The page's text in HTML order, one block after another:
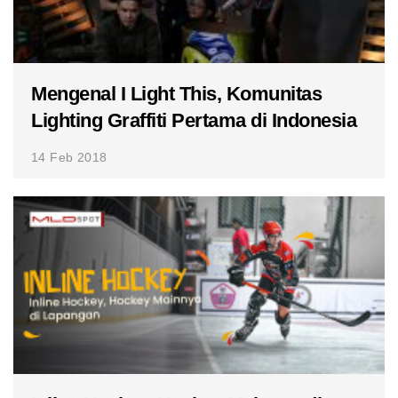
Mengenal I Light This, Komunitas
Lighting Graffiti Pertama di Indonesia
14 Feb 2018